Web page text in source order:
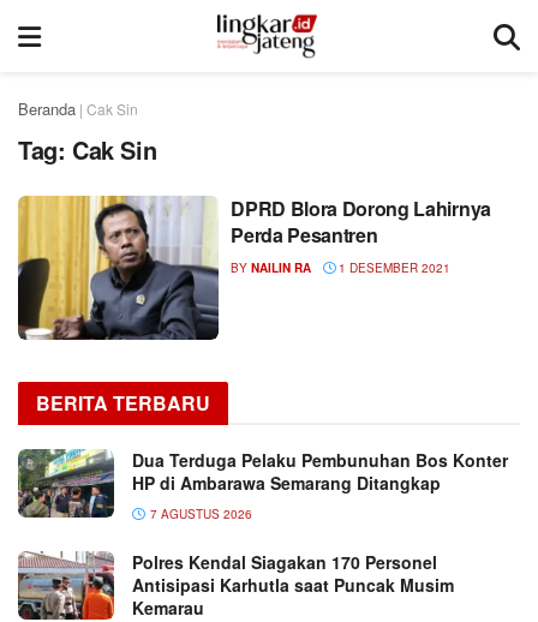
Beranda | Cak Sin
Tag: Cak Sin
DPRD Blora Dorong Lahirnya
Perda Pesantren
BY NAILIN RA 1 DESEMBER 2021
BERITA TERBARU
Dua Terduga Pelaku Pembunuhan Bos Konter
HP di Ambarawa Semarang Ditangkap
7 AGUSTUS 2026
Polres Kendal Siagakan 170 Personel
Antisipasi Karhutla saat Puncak Musim
Kemarau